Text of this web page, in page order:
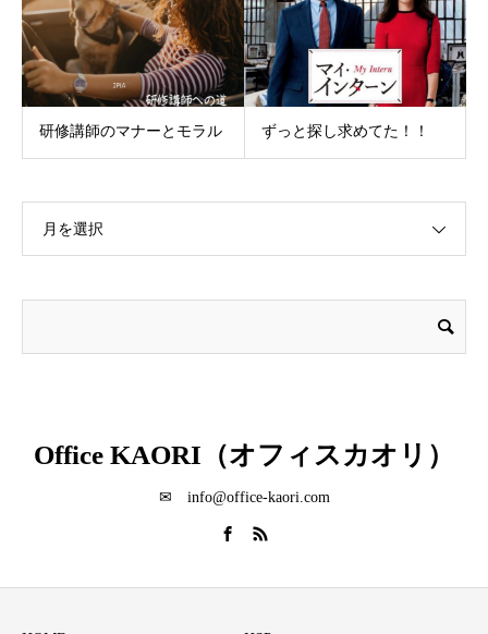
研修講師のマナーとモラル ずっと探し求めてた！！
月を選択
Office KAORI（オフィスカオリ）
✉ info@office-kaori.com